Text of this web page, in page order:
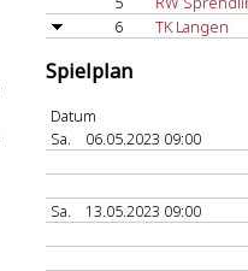
6
TK Langen
Spielplan
Datum
Sa.
06.05.2023 09:00
Sa. 13.05.2023 09:00